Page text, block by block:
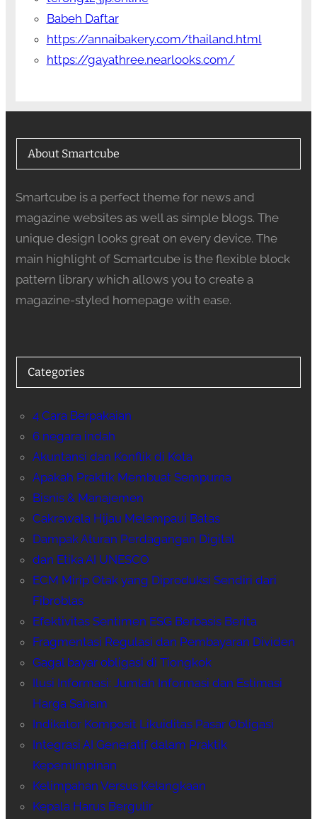
Babeh Daftar
https://annaibakery.com/thailand.html
https://gayathree.nearlooks.com/
About Smartcube
Smartcube is a perfect theme for news and
magazine websites as well as simple blogs. The
unique design looks great on every device. The
main highlight of Scmartcube is the flexible block
pattern library which allows you to create a
magazine-styled homepage with ease.
Categories
4 Cara Berpakaian
6 negara indah
Akuntansi dan Konflik di Kota
Apakah Praktik Membuat Sempurna
Bisnis & Manajemen
Cakrawala Hijau Melampaui Batas
Dampak Aturan Perdagangan Digital
dan Etika AI UNESCO
ECM Mirip Otak yang Diproduksi Sendiri dari
Fibroblas
Efektivitas Sentimen ESG Berbasis Berita
Fragmentasi Regulasi dan Pembayaran Dividen
Gagal bayar obligasi di Tiongkok
Ilusi Informasi: Jumlah Informasi dan Estimasi
Harga Saham
Indikator Komposit Likuiditas Pasar Obligasi
Integrasi AI Generatif dalam Praktik
Kepemimpinan
Kelimpahan Versus Kelangkaan
Kepala Harus Bergulir